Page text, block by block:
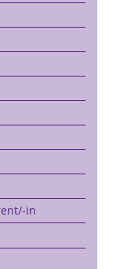
in